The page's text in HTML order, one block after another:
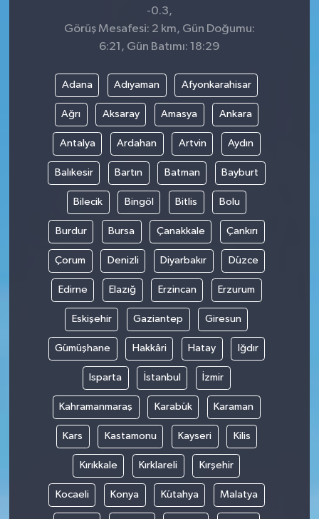
-0.3,
Görüş Mesafesi: 2 km, Gün Doğumu:
6:21, Gün Batımı: 18:29
Adana Adıyaman Afyonkarahisar
Ağrı Aksaray Amasya Ankara
Antalya Ardahan Artvin Aydın
Balıkesir Bartın Batman Bayburt
Bilecik Bingöl Bitlis Bolu
Burdur Bursa Çanakkale Çankırı
Çorum Denizli Diyarbakır Düzce
Edirne Elazığ Erzincan Erzurum
Eskişehir Gaziantep Giresun
Gümüşhane Hakkâri Hatay Iğdır
Isparta İstanbul İzmir
Kahramanmaraş Karabük Karaman
Kars Kastamonu Kayseri Kilis
Kırıkkale Kırklareli Kırşehir
Kocaeli Konya Kütahya Malatya